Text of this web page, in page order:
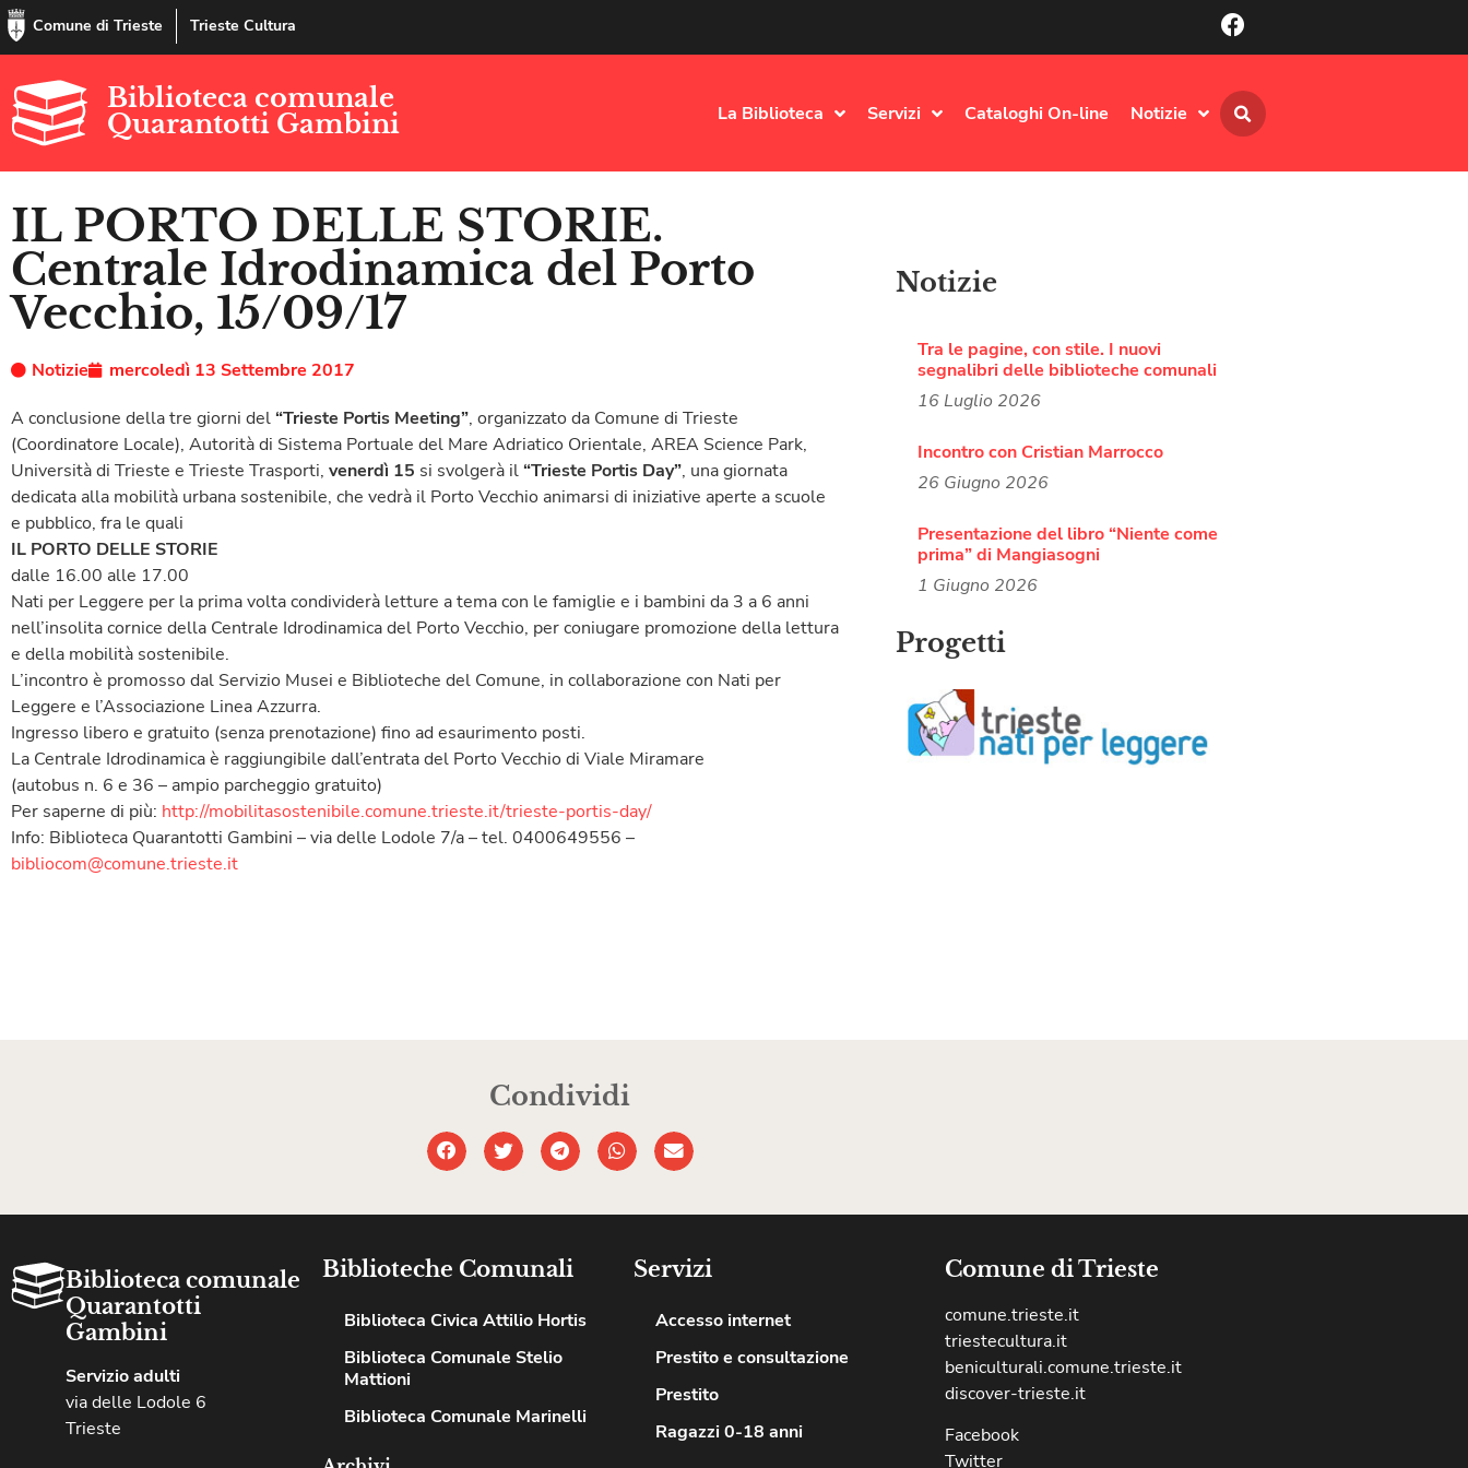
Comune di Trieste Trieste Cultura
Biblioteca comunale
Quarantotti Gambini
La Biblioteca Servizi Cataloghi On-line Notizie
IL PORTO DELLE STORIE.
Centrale Idrodinamica del Porto
Vecchio, 15/09/17
Notizie
mercoledì 13 Settembre 2017
A conclusione della tre giorni del“Trieste Portis Meeting”, organizzato da Comune di Trieste
(Coordinatore Locale), Autorità di Sistema Portuale del Mare Adriatico Orientale, AREA Science Park,
Università di Trieste e Trieste Trasporti, venerdì 15 si svolgerà il“Trieste Portis Day”, una giornata
dedicata alla mobilità urbana sostenibile, che vedrà il Porto Vecchio animarsi di iniziative aperte a scuole
e pubblico, fra le quali
IL PORTO DELLE STORIE
dalle 16.00 alle 17.00
Nati per Leggere per la prima volta condividerà letture a tema con le famiglie e i bambini da 3 a 6 anni
nell’insolita cornice della Centrale Idrodinamica del Porto Vecchio, per coniugare promozione della lettura
e della mobilità sostenibile.
L’incontro è promosso dal Servizio Musei e Biblioteche del Comune, in collaborazione con Nati per
Leggere e l’Associazione Linea Azzurra.
Ingresso libero e gratuito (senza prenotazione) fino ad esaurimento posti.
La Centrale Idrodinamica è raggiungibile dall’entrata del Porto Vecchio di Viale Miramare
(autobus n. 6 e 36 – ampio parcheggio gratuito)
Per saperne di più: http://mobilitasostenibile.comune.trieste.it/trieste-portis-day/
Info: Biblioteca Quarantotti Gambini – via delle Lodole 7/a – tel. 0400649556 –
bibliocom@comune.trieste.it
Notizie
Tra le pagine, con stile. I nuovi
segnalibri delle biblioteche comunali
16 Luglio 2026
Incontro con Cristian Marrocco
26 Giugno 2026
Presentazione del libro “Niente come
prima” di Mangiasogni
1 Giugno 2026
Progetti
Condividi
Biblioteca comunale
Quarantotti
Gambini
Servizio adulti
via delle Lodole 6
Trieste
Biblioteche Comunali
Biblioteca Civica Attilio Hortis
Biblioteca Comunale Stelio
Mattioni
Biblioteca Comunale Marinelli
Servizi
Accesso internet
Prestito e consultazione
Prestito
Ragazzi 0-18 anni
Comune di Trieste
comune.trieste.it
triestecultura.it
beniculturali.comune.trieste.it
discover-trieste.it
Facebook
Twitter